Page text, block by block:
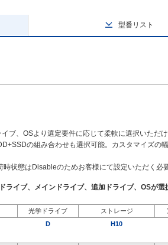
型番リスト
ブ、OSより選定要件に応じて柔軟に選択いただけ
の組み合わせも選択可能。カスタマイズの
状態はDisableのためお客様にて設定いただく必
ライブ、メインドライブ、追加ドライブ、OSが選
光学ドライブ ストレージ
D H10